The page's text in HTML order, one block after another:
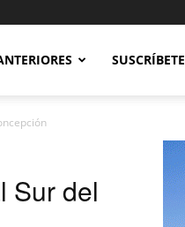
SUSCRÍBETE
Sur del